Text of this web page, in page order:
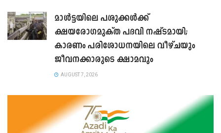
മാൾട്ടയിലെ പശുക്കൾക്ക്
ക്ഷയരോഗമുക്ത പദവി നഷ്ടമായി;
കാരണം പരിശോധനയിലെ വീഴ്ചയും
ജീവനക്കാരുടെ ക്ഷാമവും
AUGUST 7, 2026